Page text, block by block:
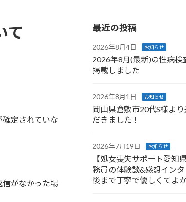
て
定されていな
信がなかった場
最近の投稿
2026年8月4日 お知らせ
2026年8月(最新)の性病検
掲載しました
2026年8月1日 お知らせ
岡山県倉敷市20代S様よ
だきました！
2026年7月19日 お知らせ
【処女喪失サポート愛知
務員の体験談&感想イン
後まで丁寧で優しくてよ